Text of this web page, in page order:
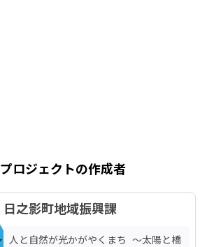
ロジェクトの作成者
日之影町地域振興課
人と自然が光かがやくまち  ～太陽と橋